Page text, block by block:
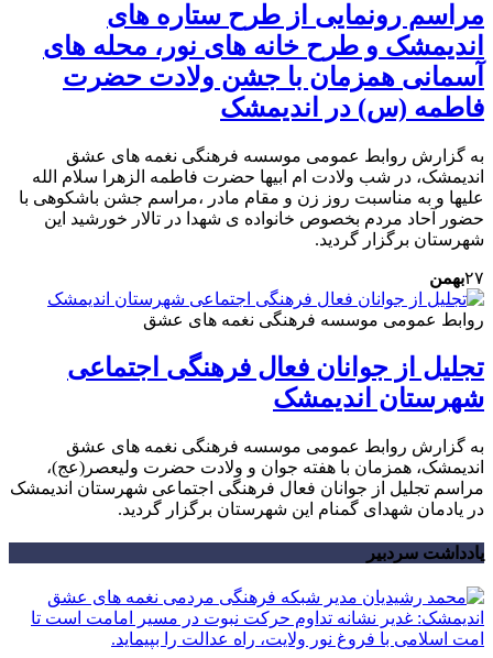
مراسم رونمایی از طرح ستاره های
اندیمشک و طرح خانه های نور، محله های
آسمانی همزمان با جشن ولادت حضرت
فاطمه (س) در اندیمشک
به گزارش روابط عمومی موسسه فرهنگی نغمه های عشق
اندیمشک، در شب ولادت ام ابیها حضرت فاطمه الزهرا سلام الله
علیها و به مناسبت روز زن و مقام مادر ،مراسم جشن باشکوهی با
حضور آحاد مردم بخصوص خانواده ی شهدا در تالار خورشید این
شهرستان برگزار گردید.
۲۷بهمن
روابط عمومی موسسه فرهنگی نغمه های عشق
تجلیل از جوانان فعال فرهنگی اجتماعی
شهرستان اندیمشک
به گزارش روابط عمومی موسسه فرهنگی نغمه های عشق
اندیمشک، همزمان با هفته جوان و ولادت حضرت ولیعصر(عج)،
مراسم تجلیل از جوانان فعال فرهنگی اجتماعی شهرستان اندیمشک
در یادمان شهدای گمنام این شهرستان برگزار گردید.
یادداشت سردبیر